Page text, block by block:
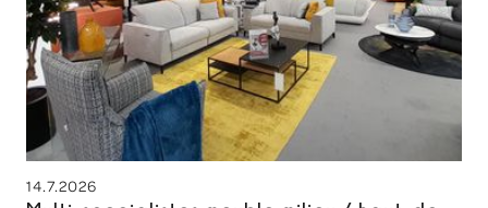
14.7.2026